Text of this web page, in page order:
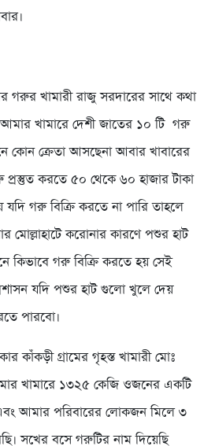
গরুর খামারী রাজু সরদারের সাথে কথা
খামারে দেশী জাতের ১০ টি গরু
কোন ক্রেতা আসছেনা আবার খাবারের
করতে ৫০ থেকে ৬০ হাজার টাকা
গরু বিক্রি করতে না পারি তাহলে
মোল্লাহাটে করোনার কারণে পশুর হাট
কিভাবে গরু বিক্রি করতে হয় সেই
যদি পশুর হাট গুলো খুলে দেয়
পারবো।
কাঁকড়ী গ্রামের গৃহস্ত খামারী মোঃ
খামারে ১৩২৫ কেজি ওজনের একটি
আমার পরিবারের লোকজন মিলে ৩
সখের বসে গরুটির নাম দিয়েছি